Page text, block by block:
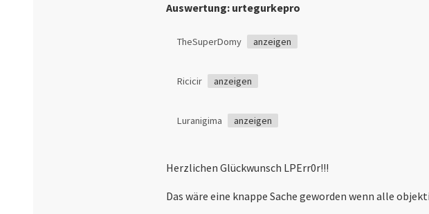
Auswertung: urtegurkepro
TheSuperDomy anzeigen
Ricicir anzeigen
Luranigima anzeigen
Herzlichen Glückwunsch LPErr0r!!!
Das wäre eine knappe Sache geworden wenn alle